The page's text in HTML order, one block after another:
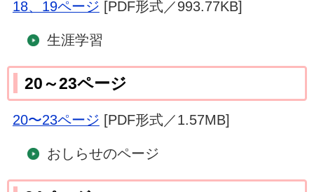
18、19ページ [PDF形式／993.77KB]
生涯学習
20～23ページ
20〜23ページ [PDF形式／1.57MB]
おしらせのページ